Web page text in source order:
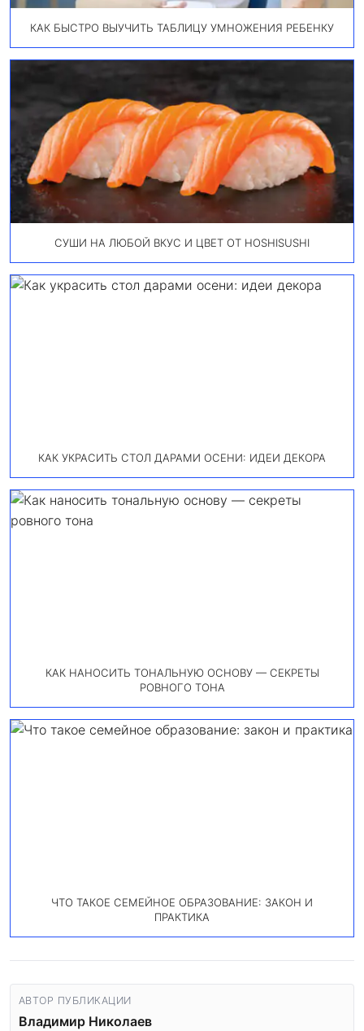
КАК БЫСТРО ВЫУЧИТЬ ТАБЛИЦУ УМНОЖЕНИЯ РЕБЕНКУ
СУШИ НА ЛЮБОЙ ВКУС И ЦВЕТ ОТ HOSHISUSHI
КАК УКРАСИТЬ СТОЛ ДАРАМИ ОСЕНИ: ИДЕИ ДЕКОРА
КАК НАНОСИТЬ ТОНАЛЬНУЮ ОСНОВУ — СЕКРЕТЫ
РОВНОГО ТОНА
ЧТО ТАКОЕ СЕМЕЙНОЕ ОБРАЗОВАНИЕ: ЗАКОН И
ПРАКТИКА
АВТОР ПУБЛИКАЦИИ
Владимир Николаев